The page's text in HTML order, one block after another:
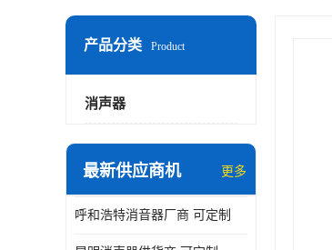
产品分类 Product
消声器
最新供应商机 更多
呼和浩特消音器厂商 可定制